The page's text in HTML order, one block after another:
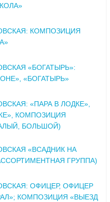
КОМПОЗИЦИЯ
«БОГАТЫРЬ»:
«БОГАТЫРЬ»
«ПАРА В ЛОДКЕ»,
КОМПОЗИЦИЯ
БОЛЬШОЙ)
«ВСАДНИК НА
ГРУППА)
ОФИЦЕР, ОФИЦЕР
КОМПОЗИЦИЯ «ВЫЕЗД